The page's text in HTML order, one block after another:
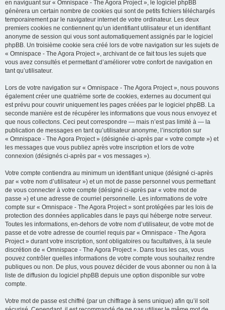
en naviguant sur « Omnispace - The Agora Project », le logiciel phpBB
génèrera un certain nombre de cookies qui sont de petits fichiers téléchargés
temporairement par le navigateur internet de votre ordinateur. Les deux
premiers cookies ne contiennent qu’un identifiant utilisateur et un identifiant
anonyme de session qui vous sont automatiquement assignés par le logiciel
phpBB. Un troisième cookie sera créé lors de votre navigation sur les sujets de
« Omnispace - The Agora Project », archivant de ce fait tous les sujets que
vous avez consultés et permettant d’améliorer votre confort de navigation en
tant qu’utilisateur.
Lors de votre navigation sur « Omnispace - The Agora Project », nous pouvons
également créer une quatrième sorte de cookies, externes au document qui
est prévu pour couvrir uniquement les pages créées par le logiciel phpBB. La
seconde manière est de récupérer les informations que vous nous envoyez et
que nous collectons. Ceci peut correspondre — mais n’est pas limité à — la
publication de messages en tant qu’utilisateur anonyme, l’inscription sur
« Omnispace - The Agora Project » (désignée ci-après par « votre compte ») et
les messages que vous publiez après votre inscription et lors de votre
connexion (désignés ci-après par « vos messages »).
Votre compte contiendra au minimum un identifiant unique (désigné ci-après
par « votre nom d’utilisateur ») et un mot de passe personnel vous permettant
de vous connecter à votre compte (désigné ci-après par « votre mot de
passe ») et une adresse de courriel personnelle. Les informations de votre
compte sur « Omnispace - The Agora Project » sont protégées par les lois de
protection des données applicables dans le pays qui héberge notre serveur.
Toutes les informations, en-dehors de votre nom d’utilisateur, de votre mot de
passe et de votre adresse de courriel requis par « Omnispace - The Agora
Project » durant votre inscription, sont obligatoires ou facultatives, à la seule
discrétion de « Omnispace - The Agora Project ». Dans tous les cas, vous
pouvez contrôler quelles informations de votre compte vous souhaitez rendre
publiques ou non. De plus, vous pouvez décider de vous abonner ou non à la
liste de diffusion du logiciel phpBB depuis une option disponible sur votre
compte.
Votre mot de passe est chiffré (par un chiffrage à sens unique) afin qu’il soit